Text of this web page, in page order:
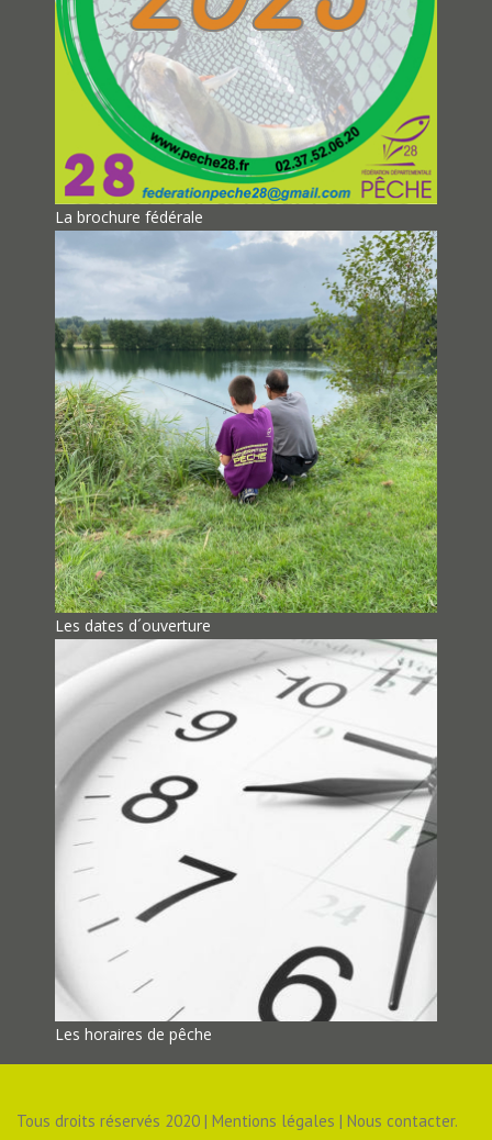
La brochure fédérale
Les dates d´ouverture
Les horaires de pêche
Tous droits réservés 2020 | Mentions légales | Nous contacter.